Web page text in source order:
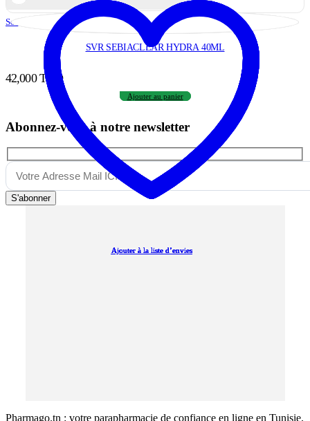
Ajouter à la liste d’envies
Ajouter à la liste d’envies
Ajouter à la liste d’envies
Ajouter à la liste d’envies
Ajouter à la liste d’envies
Soins Apaisants Visage
SVR SEBIACLEAR HYDRA 40ML
42,000TND
Ajouter au panier
Abonnez-vous à notre newsletter
S'abonner
Pharmago.tn : votre parapharmacie de confiance en ligne en Tunisie.